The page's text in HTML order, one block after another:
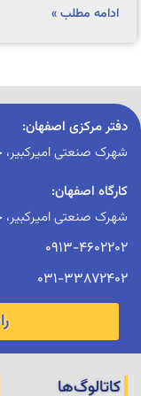
ادامه مطلب »
دفتر مرکزی اصفهان:
شهرک صنعتی امیرکبیر،
کارگاه اصفهان:
شهرک صنعتی امیرکبیر،
0913-4602202
031-33872402
کاتالوگ‌ها